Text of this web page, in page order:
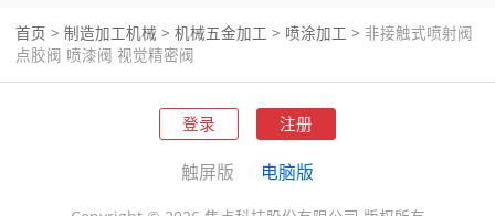
首页 > 制造加工机械 > 机械五金加工 > 喷涂加工 > 非接触式喷射阀
点胶阀 喷漆阀 视觉精密阀
登录 注册
触屏版 电脑版